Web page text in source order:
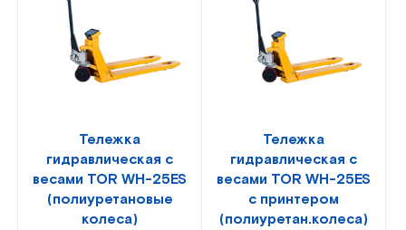
Тележка
гидравлическая с
весами TOR WH-25ES
(полиуретановые
колеса)
Тележка
гидравлическая с
весами TOR WH-25ES
с принтером
(полиуретан.колеса)